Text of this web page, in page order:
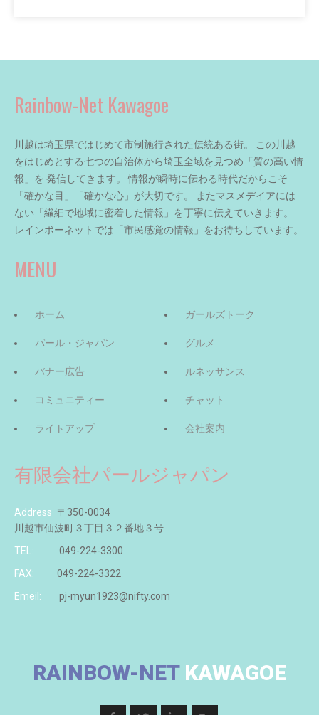
Rainbow-Net Kawagoe
川越は埼玉県ではじめて市制施行された伝統ある街。 この川越
をはじめとする七つの自治体から埼玉全域を見つめ「質の高い情
報」を 発信してきます。 情報が瞬時に伝わる時代だからこそ
「確かな目」「確かな心」が大切です。 またマスメデイアには
ない「繊細で地域に密着した情報」を丁寧に伝えていきます。
レインボーネットでは「市民感覚の情報」をお待ちしています。
MENU
ホーム
パール・ジャパン
バナー広告
コミュニティー
ライトアップ
ガールズトーク
グルメ
ルネッサンス
チャット
会社案内
有限会社パールジャパン
Address 〒350-0034
川越市仙波町３丁目３２番地３号
TEL:
049-224-3300
FAX:
049-224-3322
Emeil:
pj-myun1923@nifty.com
RAINBOW-NETKAWAGOE